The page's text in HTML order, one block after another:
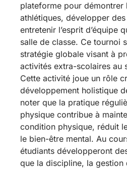
plateforme pour démontrer
athlétiques, développer
entretenir l’esprit d’équipe
salle de classe. Ce tournoi
stratégie globale visant à
activités extra-scolaires au
Cette activité joue un rôle
développement holistique
noter que la pratique
physique contribue à
condition physique, réduit
le bien-être mental. Au
étudiants développeront
que la discipline, la gestion